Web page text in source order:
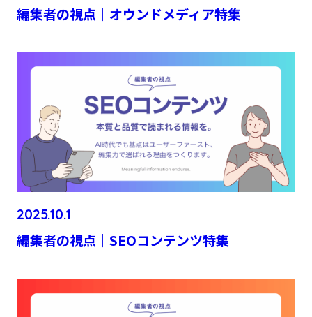
編集者の視点｜オウンドメディア特集
2025.10.1
編集者の視点｜SEOコンテンツ特集